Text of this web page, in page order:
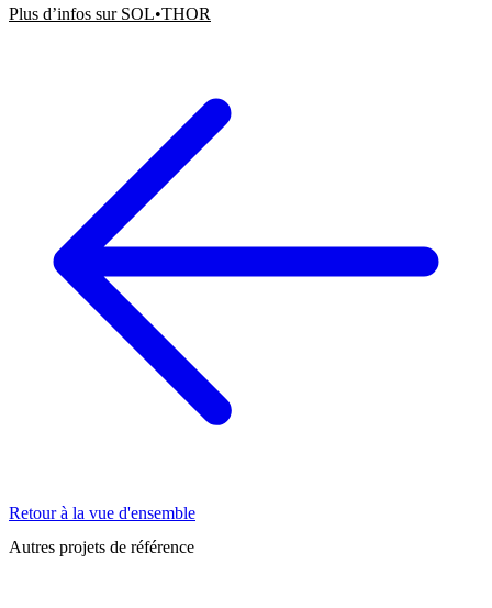
Plus d’infos sur SOL•THOR
Retour à la vue d'ensemble
Autres projets de référence